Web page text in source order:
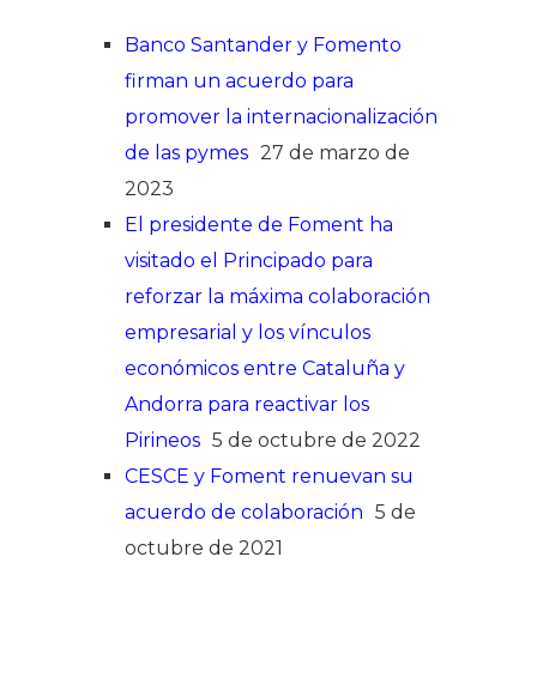
Banco Santander y Fomento
firman un acuerdo para
promover la internacionalización
de las pymes 27 de marzo de
2023
El presidente de Foment ha
visitado el Principado para
reforzar la máxima colaboración
empresarial y los vínculos
económicos entre Cataluña y
Andorra para reactivar los
Pirineos 5 de octubre de 2022
CESCE y Foment renuevan su
acuerdo de colaboración 5 de
octubre de 2021